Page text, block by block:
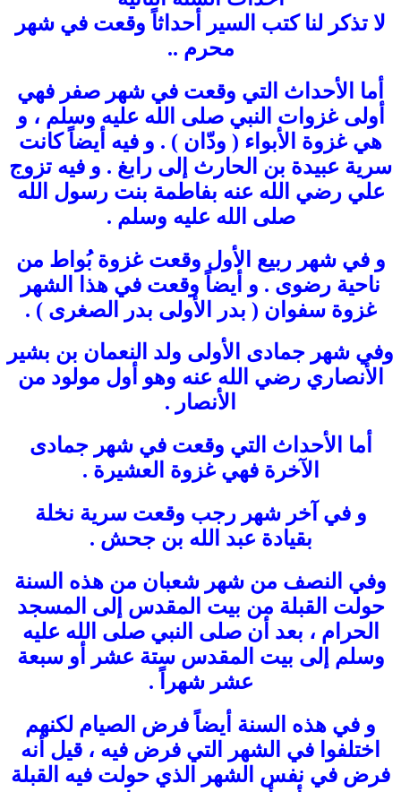
لا تذكر لنا كتب السير أحداثاً وقعت في شهر
محرم ..
أما الأحداث التي وقعت في شهر صفر فهي
أولى غزوات النبي صلى الله عليه وسلم ، و
هي غزوة الأبواء ( ودّان ) . و فيه أيضاً كانت
سرية عبيدة بن الحارث إلى رابغ . و فيه تزوج
علي رضي الله عنه بفاطمة بنت رسول الله
صلى الله عليه وسلم .
و في شهر ربيع الأول وقعت غزوة بُواط من
ناحية رضوى . و أيضاً وقعت في هذا الشهر
غزوة سفوان ( بدر الأولى بدر الصغرى ) .
وفي شهر جمادى الأولى ولد النعمان بن بشير
الأنصاري رضي الله عنه وهو أول مولود من
الأنصار .
أما الأحداث التي وقعت في شهر جمادى
الآخرة فهي غزوة العشيرة .
و في آخر شهر رجب وقعت سرية نخلة
بقيادة عبد الله بن جحش .
وفي النصف من شهر شعبان من هذه السنة
حولت القبلة من بيت المقدس إلى المسجد
الحرام ، بعد أن صلى النبي صلى الله عليه
وسلم إلى بيت المقدس ستة عشر أو سبعة
عشر شهراً .
و في هذه السنة أيضاً فرض الصيام لكنهم
اختلفوا في الشهر التي فرض فيه ، قيل أنه
فرض في نفس الشهر الذي حولت فيه القبلة